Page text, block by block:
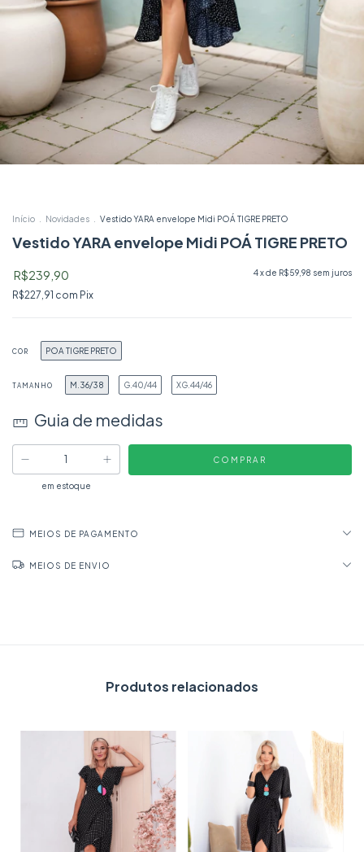
Início Novidades Vestido YARA envelope Midi POÁ TIGRE PRETO
Vestido YARA envelope Midi POÁ TIGRE PRETO
R$239,90 4x de R$59,98 sem juros
R$227,91 com Pix
COR POA TIGRE PRETO
TAMANHO M.36/38 G.40/44 XG.44/46
Guia de medidas
em estoque
MEIOS DE PAGAMENTO
MEIOS DE ENVIO
Produtos relacionados